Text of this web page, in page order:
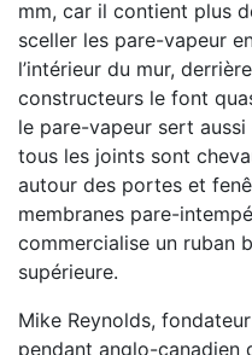
mm, car il contient plus
sceller les pare-vapeur
l’intérieur du mur,
constructeurs le font
le pare-vapeur sert
tous les joints sont
autour des portes et
membranes pare-
commercialise un ruban
supérieure.
Mike Reynolds,
pendant anglo-canadien